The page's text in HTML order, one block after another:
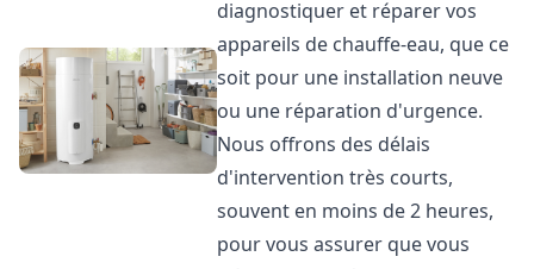
diagnostiquer et réparer vos
appareils de chauffe-eau, que ce
soit pour une installation neuve
ou une réparation d'urgence.
Nous offrons des délais
d'intervention très courts,
souvent en moins de 2 heures,
pour vous assurer que vous